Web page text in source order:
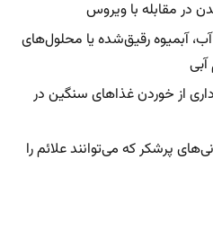
در مقابله با ویروس
آبمیوه رقیق‌شده یا محلول‌های
آبی
از خوردن غذاهای سنگین در
پرشکر که می‌توانند علائم را